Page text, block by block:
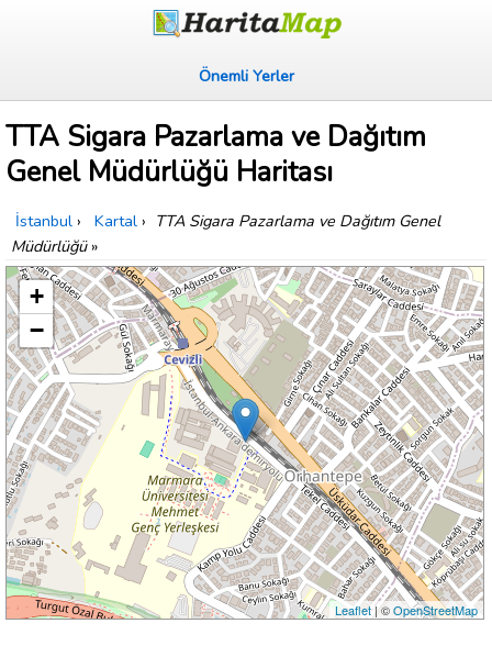
Önemli Yerler
TTA Sigara Pazarlama ve Dağıtım
Genel Müdürlüğü Haritası
İstanbul › Kartal › TTA Sigara Pazarlama ve Dağıtım Genel
Müdürlüğü»
+
−
Leaflet| ©OpenStreetMap